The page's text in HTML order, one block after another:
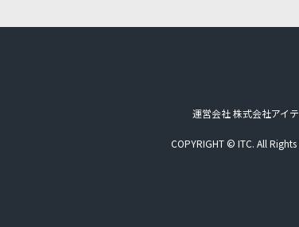
運営会社 株式会社アイ
COPYRIGHT © ITC. All Rights